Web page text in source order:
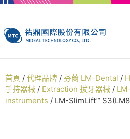
首頁 / 代理品牌 / 芬蘭 LM-Dental /
手持器械 / Extraction 拔牙器械 /
instruments / LM-SlimLift™